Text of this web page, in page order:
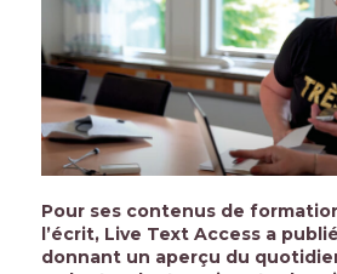
Pour ses contenus de
l’écrit, Live Text Access a
donnant un aperçu du